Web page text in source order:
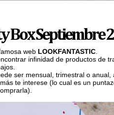
Box Septiembre
web LOOKFANTASTIC.
infinidad de productos de
ser mensual, trimestral o anual,
te interese (lo cual es un